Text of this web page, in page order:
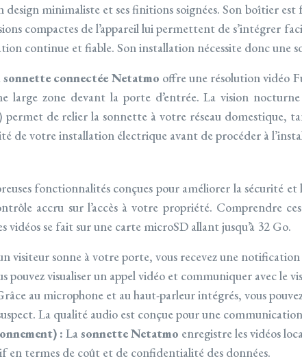
design minimaliste et ses finitions soignées. Son boîtier
compactes de l’appareil lui permettent de s’intégrer
continue et fiable. Son installation nécessite donc une
sonnette connectée Netatmo offre une résolution vidéo
zone devant la porte d’entrée. La vision
de relier la sonnette à votre réseau domestique,
de votre installation électrique avant de procéder à
fonctionnalités conçues pour améliorer la sécurité
accru sur l’accès à votre propriété. Comprendre
vidéos se fait sur une carte microSD allant jusqu’à 32 Go.
visiteur sonne à votre porte, vous recevez une
pouvez visualiser un appel vidéo et communiquer avec le
au microphone et au haut-parleur intégrés, vous
La qualité audio est conçue pour une
: La sonnette Netatmo enregistre les vidéos
en termes de coût et de confidentialité des données.